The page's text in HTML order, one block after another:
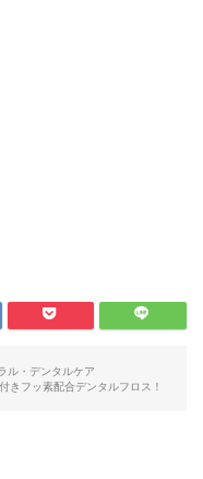
ル・デンタルケア
きフッ素配合デンタルフロス！